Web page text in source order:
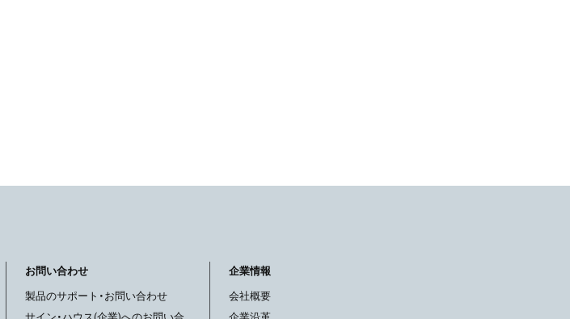
お問い合わせ
製品のサポート・お問い合わせ
企業情報
会社概要